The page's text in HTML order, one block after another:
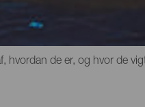
med en stor udstrækning,
hvordan de er, og hvor de